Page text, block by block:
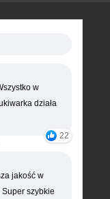
w
działa
22
jakość w
szybkie